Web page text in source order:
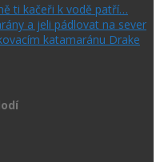
ti kačeři k vodě patří…
a jeli pádlovat na sever
katamaránu Drake